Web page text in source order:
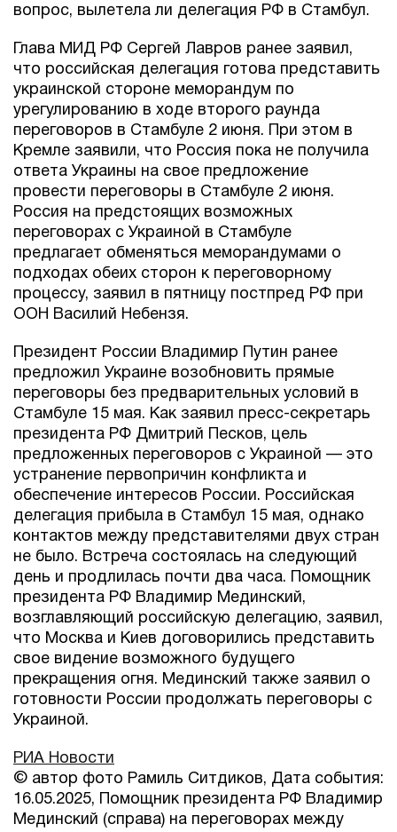
вопрос, вылетела ли делегация РФ в Стамбул.
Глава МИД РФ Сергей Лавров ранее заявил,
что российская делегация готова представить
украинской стороне меморандум по
урегулированию в ходе второго раунда
переговоров в Стамбуле 2 июня. При этом в
Кремле заявили, что Россия пока не получила
ответа Украины на свое предложение
провести переговоры в Стамбуле 2 июня.
Россия на предстоящих возможных
переговорах с Украиной в Стамбуле
предлагает обменяться меморандумами о
подходах обеих сторон к переговорному
процессу, заявил в пятницу постпред РФ при
ООН Василий Небензя.
Президент России Владимир Путин ранее
предложил Украине возобновить прямые
переговоры без предварительных условий в
Стамбуле 15 мая. Как заявил пресс-секретарь
президента РФ Дмитрий Песков, цель
предложенных переговоров с Украиной — это
устранение первопричин конфликта и
обеспечение интересов России. Российская
делегация прибыла в Стамбул 15 мая, однако
контактов между представителями двух стран
не было. Встреча состоялась на следующий
день и продлилась почти два часа. Помощник
президента РФ Владимир Мединский,
возглавляющий российскую делегацию, заявил,
что Москва и Киев договорились представить
свое видение возможного будущего
прекращения огня. Мединский также заявил о
готовности России продолжать переговоры с
Украиной.
РИА Новости
© автор фото Рамиль Ситдиков, Дата события:
16.05.2025, Помощник президента РФ Владимир
Мединский (справа) на переговорах между